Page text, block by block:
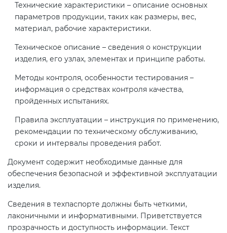
Технические характеристики – описание основных
параметров продукции, таких как размеры, вес,
материал, рабочие характеристики.
Техническое описание – сведения о конструкции
изделия, его узлах, элементах и принципе работы.
Методы контроля, особенности тестирования –
информация о средствах контроля качества,
пройденных испытаниях.
Правила эксплуатации – инструкция по применению,
рекомендации по техническому обслуживанию,
сроки и интервалы проведения работ.
Документ содержит необходимые данные для
обеспечения безопасной и эффективной эксплуатации
изделия.
Сведения в техпаспорте должны быть четкими,
лаконичными и информативными. Приветствуется
прозрачность и доступность информации. Текст